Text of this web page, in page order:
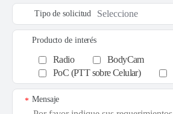
Tipo de solicitud
Producto de interés
Radio
BodyCam
PoC (PTT sobre Celular)
Mensaje
*